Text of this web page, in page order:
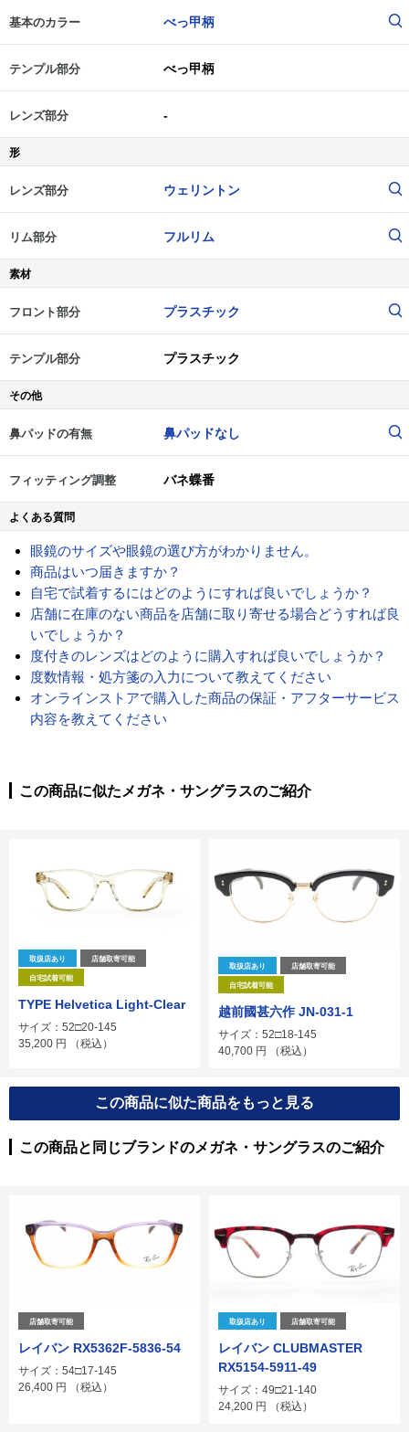
基本のカラー べっ甲柄
テンプル部分 べっ甲柄
レンズ部分 -
形
レンズ部分 ウェリントン
リム部分 フルリム
素材
フロント部分 プラスチック
テンプル部分 プラスチック
その他
鼻パッドの有無 鼻パッドなし
フィッティング調整 バネ蝶番
よくある質問
眼鏡のサイズや眼鏡の選び方がわかりません。
商品はいつ届きますか？
自宅で試着するにはどのようにすれば良いでしょうか？
店舗に在庫のない商品を店舗に取り寄せる場合どうすれば良
いでしょうか？
度付きのレンズはどのように購入すれば良いでしょうか？
度数情報・処方箋の入力について教えてください
オンラインストアで購入した商品の保証・アフターサービス
内容を教えてください
この商品に似たメガネ・サングラスのご紹介
取扱店あり 店舗取寄可能
自宅試着可能
TYPE Helvetica Light-Clear
サイズ：52□20-145
35,200 円 （税込）
取扱店あり 店舗取寄可能
自宅試着可能
越前國甚六作 JN-031-1
サイズ：52□18-145
40,700 円 （税込）
この商品に似た商品をもっと見る
この商品と同じブランドのメガネ・サングラスのご紹介
店舗取寄可能
レイバン RX5362F-5836-54
サイズ：54□17-145
26,400 円 （税込）
取扱店あり 店舗取寄可能
レイバン CLUBMASTER
RX5154-5911-49
サイズ：49□21-140
24,200 円 （税込）